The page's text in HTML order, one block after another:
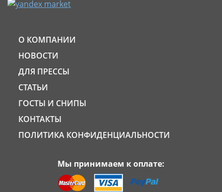
О КОМПАНИИ
НОВОСТИ
ДЛЯ ПРЕССЫ
СТАТЬИ
ГОСТЫ И СНИПЫ
КОНТАКТЫ
ПОЛИТИКА КОНФИДЕНЦИАЛЬНОСТИ
Мы принимаем к оплате: